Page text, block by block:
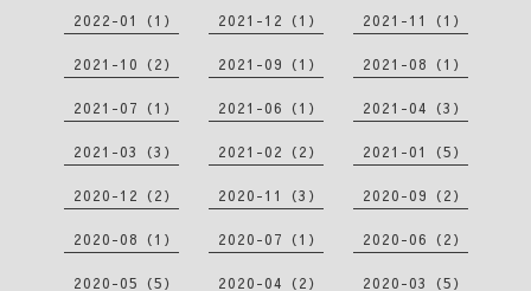
2022-01（1） 2021-12（1） 2021-11（1）
2021-10（2） 2021-09（1） 2021-08（1）
2021-07（1） 2021-06（1） 2021-04（3）
2021-03（3） 2021-02（2） 2021-01（5）
2020-12（2） 2020-11（3） 2020-09（2）
2020-08（1） 2020-07（1） 2020-06（2）
2020-05（5） 2020-04（2） 2020-03（5）